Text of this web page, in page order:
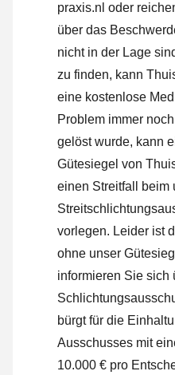
praxis.nl oder
über das
nicht in der Lage
zu finden, kann
eine kostenlose
Problem immer
gelöst wurde, kann
Gütesiegel von
einen Streitfall beim
vorlegen. Leider ist
ohne unser
informieren Sie sich
bürgt für die
Ausschusses mit
10.000 € pro